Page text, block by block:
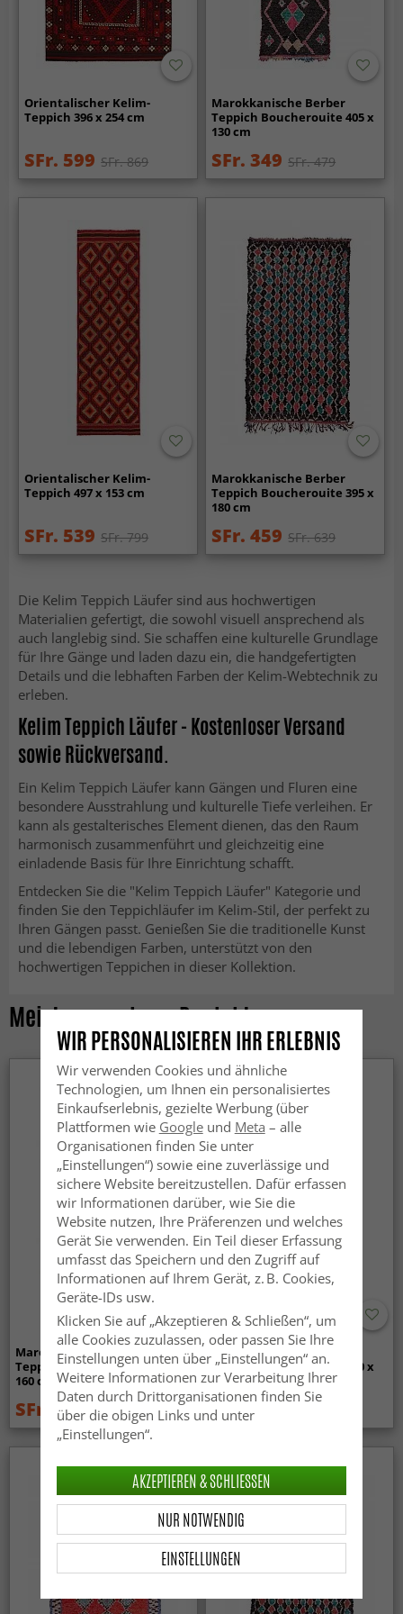
Orientalischer Kelim-
Teppich 396 x 254 cm
SFr. 599 SFr. 869
Marokkanische Berber
Teppich Boucherouite 405 x
130 cm
SFr. 349 SFr. 479
Orientalischer Kelim-
Teppich 497 x 153 cm
SFr. 539 SFr. 799
Marokkanische Berber
Teppich Boucherouite 395 x
180 cm
SFr. 459 SFr. 639
Die Kelim Teppich Läufer sind aus hochwertigen
Materialien gefertigt, die sowohl visuell ansprechend als
auch langlebig sind. Sie schaffen eine kulturelle Grundlage
für Ihre Gänge und laden dazu ein, die handgefertigten
Details und die lebhaften Farben der Kelim-Webtechnik zu
erleben.
Kelim Teppich Läufer - Kostenloser Versand
sowie Rückversand.
Ein Kelim Teppich Läufer kann Gängen und Fluren eine
besondere Ausstrahlung und kulturelle Tiefe verleihen. Er
kann als gestalterisches Element dienen, das den Raum
harmonisch zusammenführt und gleichzeitig eine
einladende Basis für Ihre Einrichtung schafft.
Entdecken Sie die "Kelim Teppich Läufer" Kategorie und
finden Sie den Teppichläufer im Kelim-Stil, der perfekt zu
Ihren Gängen passt. Genießen Sie die traditionelle Kunst
und die lebendigen Farben, unterstützt von den
hochwertigen Teppichen in dieser Kollektion.
Meist angesehene Produkte
Marokkanische Berber
Teppich Boucherouite 310 x
160 cm
SFr. 389 SFr. 519
Marokkanische Berber
Teppich Boucherouite 370 x
170 cm
SFr. 419
WIR PERSONALISIEREN IHR ERLEBNIS
Wir verwenden Cookies und ähnliche
Technologien, um Ihnen ein personalisiertes
Einkaufserlebnis, gezielte Werbung (über
Plattformen wie Googleund Meta – alle
Organisationen finden Sie unter
„Einstellungen“) sowie eine zuverlässige und
sichere Website bereitzustellen. Dafür erfassen
wir Informationen darüber, wie Sie die
Website nutzen, Ihre Präferenzen und welches
Gerät Sie verwenden. Ein Teil dieser Erfassung
umfasst das Speichern und den Zugriff auf
Informationen auf Ihrem Gerät, z. B. Cookies,
Geräte-IDs usw.
Klicken Sie auf „Akzeptieren & Schließen“, um
alle Cookies zuzulassen, oder passen Sie Ihre
Einstellungen unten über „Einstellungen“ an.
Weitere Informationen zur Verarbeitung Ihrer
Daten durch Drittorganisationen finden Sie
über die obigen Links und unter
„Einstellungen“.
EINSTELLUNGEN
NUR NOTWENDIG
AKZEPTIEREN & SCHLIESSEN